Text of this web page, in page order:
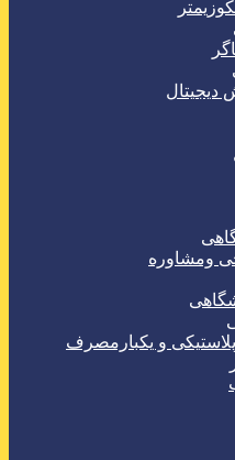
دیجیتال
ومشاوره
و یکبارمصرف